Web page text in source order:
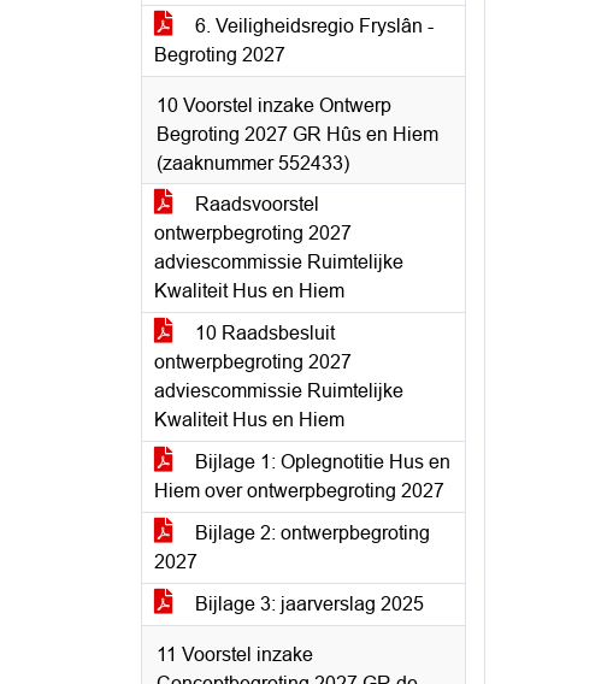
6. Veiligheidsregio Fryslân -
Begroting 2027
10 Voorstel inzake Ontwerp
Begroting 2027 GR Hûs en Hiem
(zaaknummer 552433)
Raadsvoorstel
ontwerpbegroting 2027
adviescommissie Ruimtelijke
Kwaliteit Hus en Hiem
10 Raadsbesluit
ontwerpbegroting 2027
adviescommissie Ruimtelijke
Kwaliteit Hus en Hiem
Bijlage 1: Oplegnotitie Hus en
Hiem over ontwerpbegroting 2027
Bijlage 2: ontwerpbegroting
2027
Bijlage 3: jaarverslag 2025
11 Voorstel inzake